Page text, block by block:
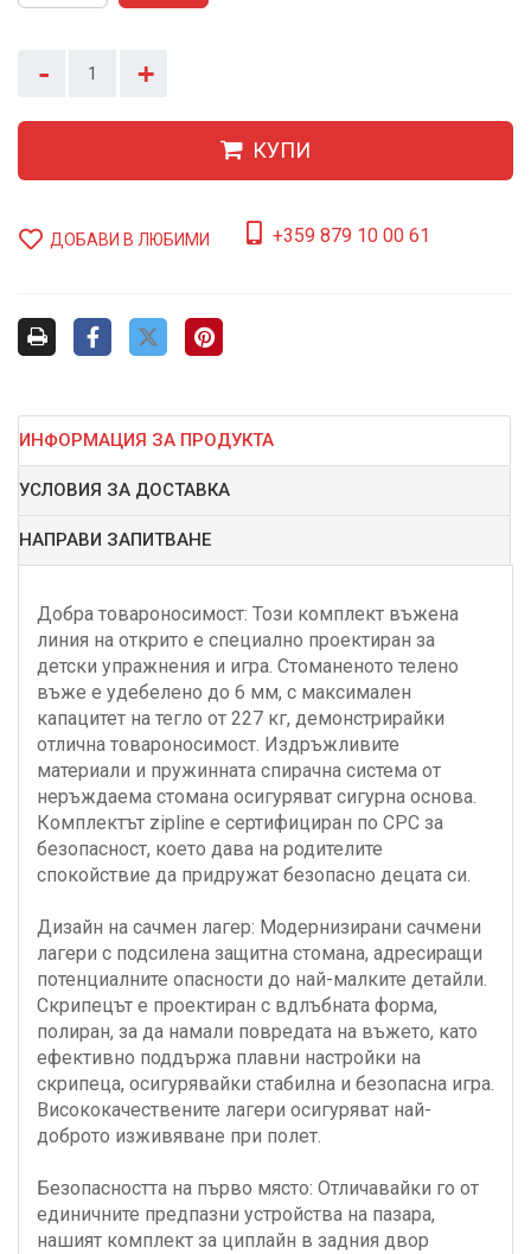
- +
КУПИ
ДОБАВИ В ЛЮБИМИ +359 879 10 00 61
ИНФОРМАЦИЯ ЗА ПРОДУКТА
УСЛОВИЯ ЗА ДОСТАВКА
НАПРАВИ ЗАПИТВАНЕ
Добра товароносимост: Този комплект въжена
линия на открито е специално проектиран за
детски упражнения и игра. Стоманеното телено
въже е удебелено до 6 мм, с максимален
капацитет на тегло от 227 кг, демонстрирайки
отлична товароносимост. Издръжливите
материали и пружинната спирачна система от
неръждаема стомана осигуряват сигурна основа.
Комплектът zipline е сертифициран по CPC за
безопасност, което дава на родителите
спокойствие да придружат безопасно децата си.
Дизайн на сачмен лагер: Модернизирани сачмени
лагери с подсилена защитна стомана, адресиращи
потенциалните опасности до най-малките детайли.
Скрипецът е проектиран с вдлъбната форма,
полиран, за да намали повредата на въжето, като
ефективно поддържа плавни настройки на
скрипеца, осигурявайки стабилна и безопасна игра.
Висококачествените лагери осигуряват най-
доброто изживяване при полет.
Безопасността на първо място: Отличавайки го от
единичните предпазни устройства на пазара,
нашият комплект за циплайн в задния двор